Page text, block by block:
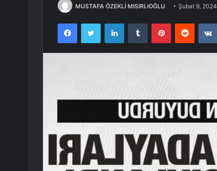
MUSTAFA ÖZEKLİ MISIRLIOĞLU Şubat 9, 2024
FacebookTwitter LinkedInTumblr PinterestReddit